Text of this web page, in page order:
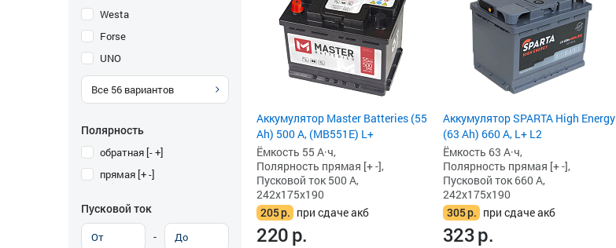
Westa
Forse
UNO
Все 56 вариантов
Полярность
обратная [- +]
прямая [+ -]
Пусковой ток
-
Аккумулятор Master Batteries (55
Ah) 500 А, (MB551E) L+
Ёмкость 55 А·ч,
Полярность прямая [+ -],
Пусковой ток 500 А,
242x175x190
205р. при сдаче акб
220р.
Аккумулятор SPARTA High Energy
(63 Ah) 660 А, L+ L2
Ёмкость 63 А·ч,
Полярность прямая [+ -],
Пусковой ток 660 А,
242x175x190
305р. при сдаче акб
323р.